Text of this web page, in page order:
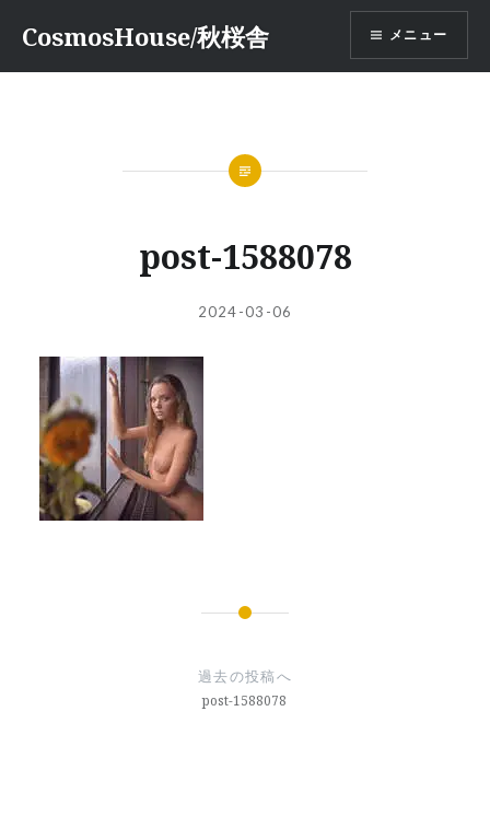
テ
CosmosHouse/秋桜舎 メニュー
post-1588078
投
者:
投
日:
2024-03-06
過去の投稿へ
post-1588078